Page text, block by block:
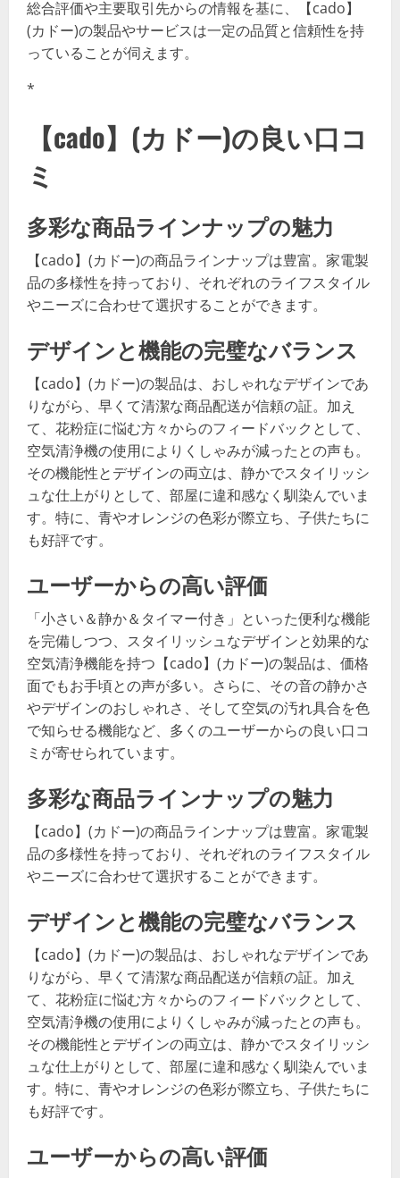
総合評価や主要取引先からの情報を基に、【cado】
(カドー)の製品やサービスは一定の品質と信頼性を持
っていることが伺えます。
*
【cado】(カドー)の良い口コ
ミ
多彩な商品ラインナップの魅力
【cado】(カドー)の商品ラインナップは豊富。家電製
品の多様性を持っており、それぞれのライフスタイル
やニーズに合わせて選択することができます。
デザインと機能の完璧なバランス
【cado】(カドー)の製品は、おしゃれなデザインであ
りながら、早くて清潔な商品配送が信頼の証。加え
て、花粉症に悩む方々からのフィードバックとして、
空気清浄機の使用によりくしゃみが減ったとの声も。
その機能性とデザインの両立は、静かでスタイリッシ
ュな仕上がりとして、部屋に違和感なく馴染んでいま
す。特に、青やオレンジの色彩が際立ち、子供たちに
も好評です。
ユーザーからの高い評価
「小さい＆静か＆タイマー付き」といった便利な機能
を完備しつつ、スタイリッシュなデザインと効果的な
空気清浄機能を持つ【cado】(カドー)の製品は、価格
面でもお手頃との声が多い。さらに、その音の静かさ
やデザインのおしゃれさ、そして空気の汚れ具合を色
で知らせる機能など、多くのユーザーからの良い口コ
ミが寄せられています。
多彩な商品ラインナップの魅力
【cado】(カドー)の商品ラインナップは豊富。家電製
品の多様性を持っており、それぞれのライフスタイル
やニーズに合わせて選択することができます。
デザインと機能の完璧なバランス
【cado】(カドー)の製品は、おしゃれなデザインであ
りながら、早くて清潔な商品配送が信頼の証。加え
て、花粉症に悩む方々からのフィードバックとして、
空気清浄機の使用によりくしゃみが減ったとの声も。
その機能性とデザインの両立は、静かでスタイリッシ
ュな仕上がりとして、部屋に違和感なく馴染んでいま
す。特に、青やオレンジの色彩が際立ち、子供たちに
も好評です。
ユーザーからの高い評価